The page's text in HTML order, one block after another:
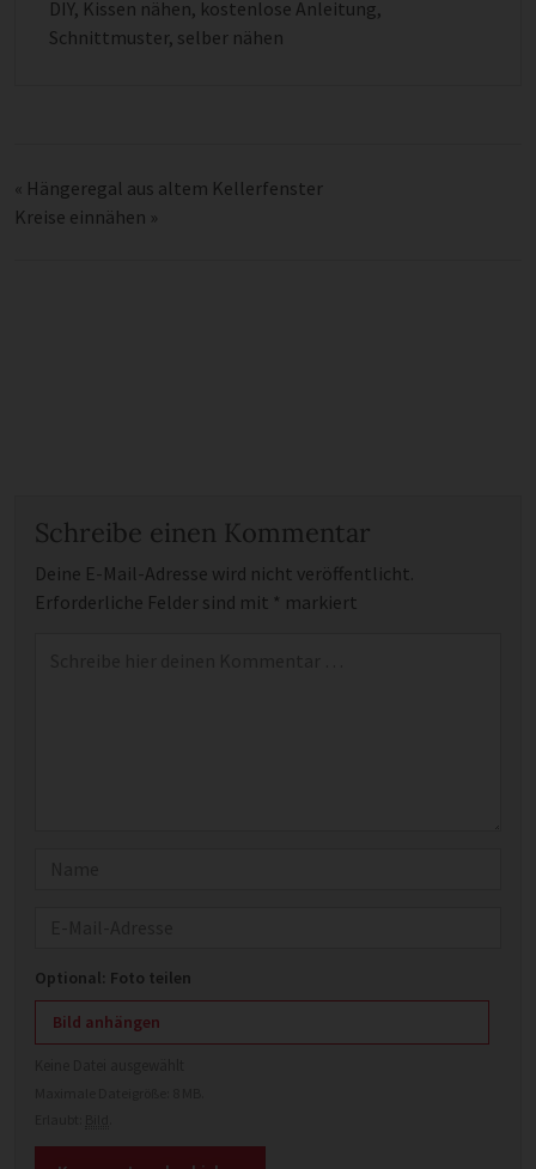
DIY, Kissen nähen, kostenlose Anleitung,
Schnittmuster, selber nähen
« Hängeregal aus altem Kellerfenster
Kreise einnähen »
Schreibe einen Kommentar
Deine E-Mail-Adresse wird nicht veröffentlicht.
Erforderliche Felder sind mit * markiert
Optional: Foto teilen
Bild anhängen